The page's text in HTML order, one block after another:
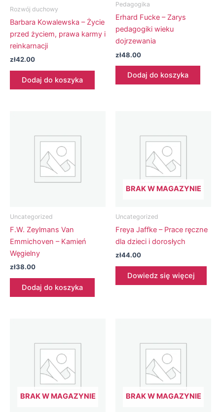
Rozwój duchowy
Barbara Kowalewska – Życie
przed życiem, prawa karmy i
reinkarnacji
zł42.00
Dodaj do koszyka
Pedagogika
Erhard Fucke – Zarys
pedagogiki wieku
dojrzewania
zł48.00
Dodaj do koszyka
Uncategorized
F.W. Zeylmans Van
Emmichoven – Kamień
Węgielny
zł38.00
Dodaj do koszyka
BRAK W MAGAZYNIE
Uncategorized
Freya Jaffke – Prace ręczne
dla dzieci i dorosłych
zł44.00
Dowiedz się więcej
BRAK W MAGAZYNIE BRAK W MAGAZYNIE